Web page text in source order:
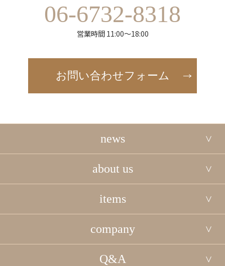
06-6732-8318
営業時間 11:00～18:00
お問い合わせフォーム
news
about us
items
company
Q&A